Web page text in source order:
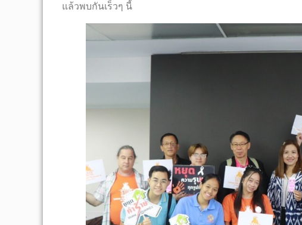
แล้วพบกันเร็วๆ นี้